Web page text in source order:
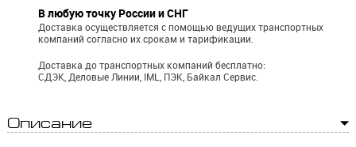
В любую точку России и СНГ
Доставка осуществляется с помощью ведущих транспортных
компаний согласно их срокам и тарификации.
Доставка до транспортных компаний бесплатно:
СДЭК, Деловые Линии, IML, ПЭК, Байкал Сервис.
Описание